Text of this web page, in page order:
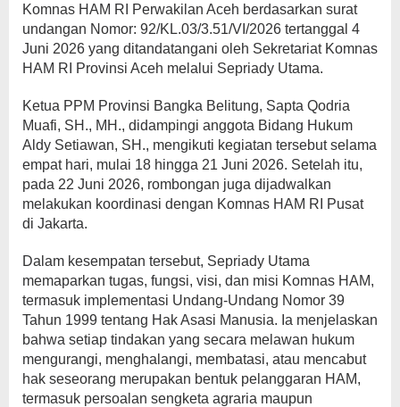
Komnas HAM RI Perwakilan Aceh berdasarkan surat
undangan Nomor: 92/KL.03/3.51/VI/2026 tertanggal 4
Juni 2026 yang ditandatangani oleh Sekretariat Komnas
HAM RI Provinsi Aceh melalui Sepriady Utama.
Ketua PPM Provinsi Bangka Belitung, Sapta Qodria
Muafi, SH., MH., didampingi anggota Bidang Hukum
Aldy Setiawan, SH., mengikuti kegiatan tersebut selama
empat hari, mulai 18 hingga 21 Juni 2026. Setelah itu,
pada 22 Juni 2026, rombongan juga dijadwalkan
melakukan koordinasi dengan Komnas HAM RI Pusat
di Jakarta.
Dalam kesempatan tersebut, Sepriady Utama
memaparkan tugas, fungsi, visi, dan misi Komnas HAM,
termasuk implementasi Undang-Undang Nomor 39
Tahun 1999 tentang Hak Asasi Manusia. Ia menjelaskan
bahwa setiap tindakan yang secara melawan hukum
mengurangi, menghalangi, membatasi, atau mencabut
hak seseorang merupakan bentuk pelanggaran HAM,
termasuk persoalan sengketa agraria maupun